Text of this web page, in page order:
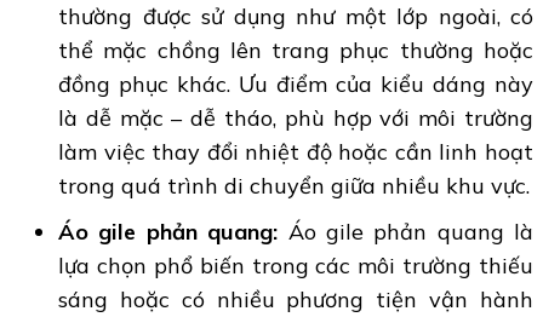
thường được sử dụng như một lớp ngoài, có
thể mặc chồng lên trang phục thường hoặc
đồng phục khác. Ưu điểm của kiểu dáng này
là dễ mặc – dễ tháo, phù hợp với môi trường
làm việc thay đổi nhiệt độ hoặc cần linh hoạt
trong quá trình di chuyển giữa nhiều khu vực.
Áo gile phản quang: Áo gile phản quang là
lựa chọn phổ biến trong các môi trường thiếu
sáng hoặc có nhiều phương tiện vận hành